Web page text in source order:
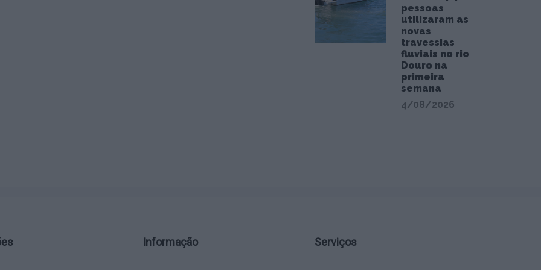
pessoas
utilizaram as
novas
travessias
fluviais no rio
Douro na
primeira
semana
4/08/2026
Informação Serviços